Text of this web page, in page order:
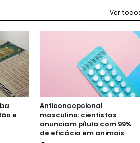
Ver
e
Anticoncepcional
masculino: cientistas
anunciam pílula com 99%
de eficácia em animais